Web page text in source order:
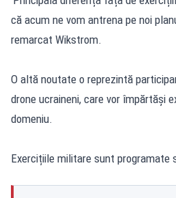
că acum ne vom antrena pe noi
remarcat Wikstrom.
O altă noutate o reprezintă
drone ucraineni, care vor împărtăși
domeniu.
Exercițiile militare sunt programate